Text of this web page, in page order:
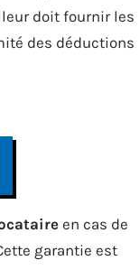
doit fournir les
des déductions
en cas de
garantie est